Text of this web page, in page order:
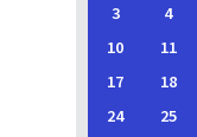
3
4
10
11
17
18
24
25